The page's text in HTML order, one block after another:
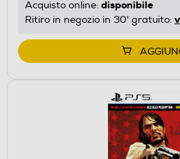
Acquisto online: disponibile
Ritiro in negozio in 30' gratuito: